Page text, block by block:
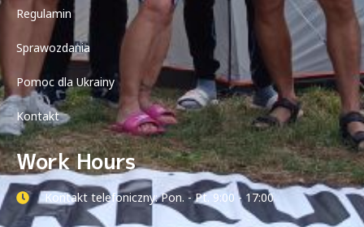
Regulamin
Sprawozdania
Pomoc dla Ukrainy
Kontakt
Work Hours
Kontakt telefoniczny: Pon. - Pt. 9:00 - 17:00